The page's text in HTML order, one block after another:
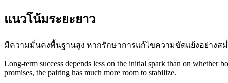
แนวโน้มระยะยาว
มีความมั่นคงพื้นฐานสูง หากรักษาการแก้ไขความขัดแย้งอย่างส
Long-term success depends less on the initial spark than on whether
promises, the pairing has much more room to stabilize.